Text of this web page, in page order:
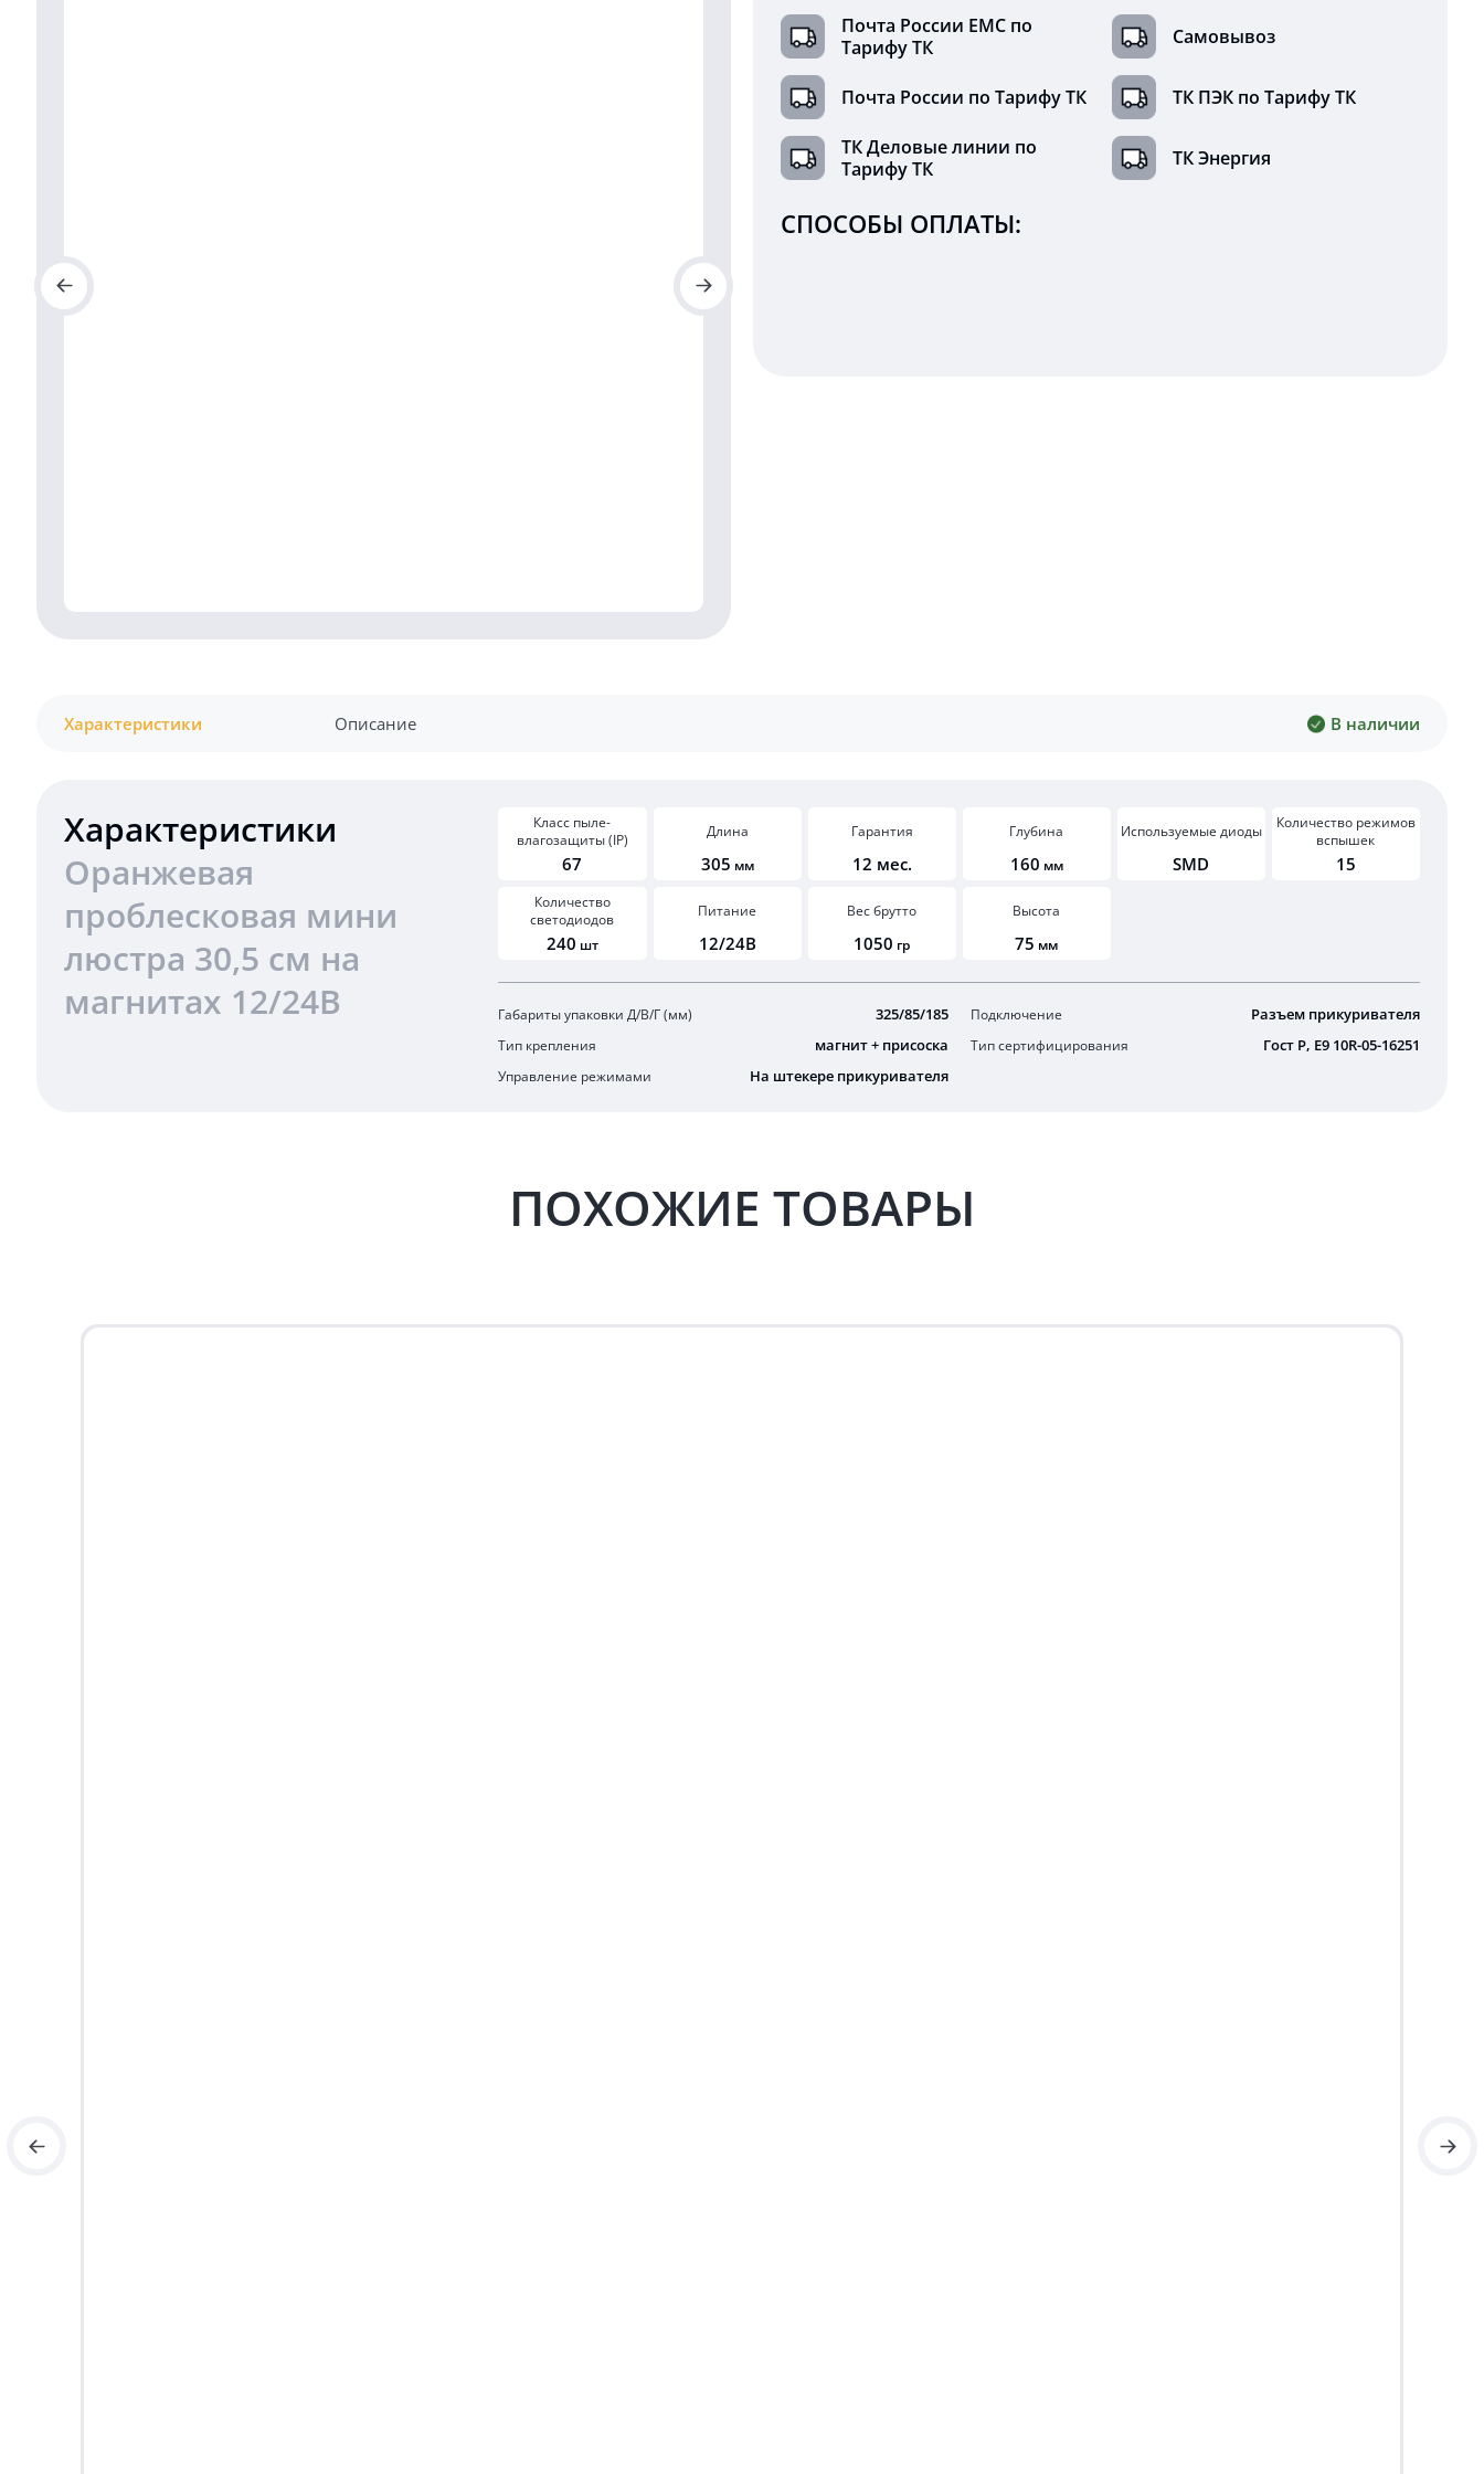
Почта России ЕМС по
Тарифу ТК
Самовывоз
Почта России по Тарифу ТК ТК ПЭК по Тарифу ТК
ТК Деловые линии по
Тарифу ТК
ТК Энергия
СПОСОБЫ ОПЛАТЫ:
Характеристики Описание В наличии
Характеристики
Оранжевая
проблесковая мини
люстра 30,5 см на
магнитах 12/24В
Класс пыле-
влагозащиты (IP)
67
Длина
305 мм
Гарантия
12 мес.
Глубина
160 мм
Используемые диоды
SMD
Количество режимов
вспышек
15
Количество
светодиодов
240 шт
Питание
12/24В
Вес брутто
1050 гр
Высота
75 мм
Габариты упаковки Д/В/Г (мм) 325/85/185 Подключение Разъем прикуривателя
Тип крепления магнит + присоска Тип сертифицирования Гост Р, E9 10R-05-16251
Управление режимами На штекере прикуривателя
ПОХОЖИЕ ТОВАРЫ